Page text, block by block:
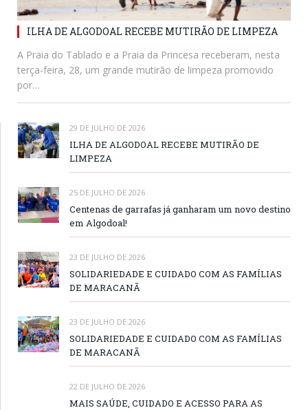
ILHA DE ALGODOAL RECEBE MUTIRÃO DE LIMPEZA
A Praia do Tablado e a Praia da Princesa receberam, nesta
terça-feira, 28, um grande mutirão de limpeza promovido
por…
29 DE JULHO DE 2026
ILHA DE ALGODOAL RECEBE MUTIRÃO DE
LIMPEZA
25 DE JULHO DE 2026
Centenas de garrafas já ganharam um novo destino
em Algodoal!
23 DE JULHO DE 2026
SOLIDARIEDADE E CUIDADO COM AS FAMÍLIAS
DE MARACANÃ
23 DE JULHO DE 2026
SOLIDARIEDADE E CUIDADO COM AS FAMÍLIAS
DE MARACANÃ
22 DE JULHO DE 2026
MAIS SAÚDE, CUIDADO E ACESSO PARA AS